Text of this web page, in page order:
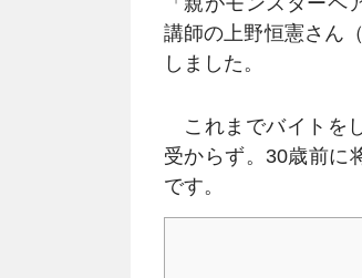
講師の上野恒憲さん
しました。
これまでバイトを
受からず。30歳前に
です。